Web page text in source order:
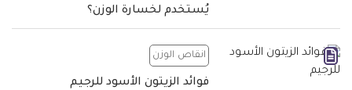
يُستخدم لخسارة الوزن؟
انقاص الوزن
فوائد الزيتون الأسود للرجيم